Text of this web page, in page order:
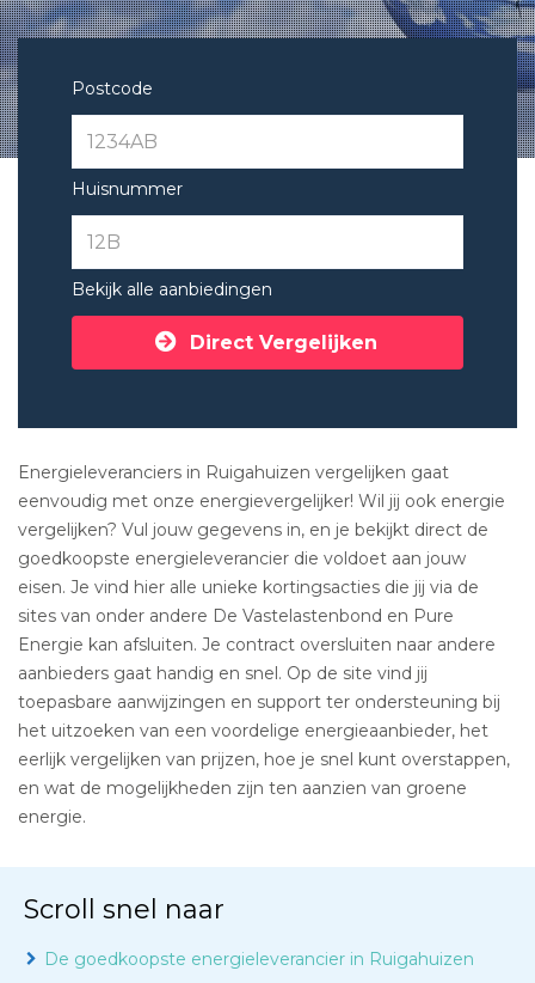
Postcode
Huisnummer
Bekijk alle aanbiedingen
Direct Vergelijken
Energieleveranciers in Ruigahuizen vergelijken gaat
eenvoudig met onze energievergelijker! Wil jij ook energie
vergelijken? Vul jouw gegevens in, en je bekijkt direct de
goedkoopste energieleverancier die voldoet aan jouw
eisen. Je vind hier alle unieke kortingsacties die jij via de
sites van onder andere De Vastelastenbond en Pure
Energie kan afsluiten. Je contract oversluiten naar andere
aanbieders gaat handig en snel. Op de site vind jij
toepasbare aanwijzingen en support ter ondersteuning bij
het uitzoeken van een voordelige energieaanbieder, het
eerlijk vergelijken van prijzen, hoe je snel kunt overstappen,
en wat de mogelijkheden zijn ten aanzien van groene
energie.
Scroll snel naar
De goedkoopste energieleverancier in Ruigahuizen